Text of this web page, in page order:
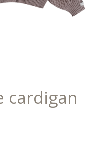
cardigan
is